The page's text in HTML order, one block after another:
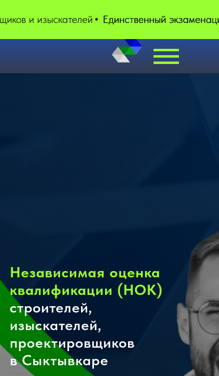
Единственный
и изыскателей Единственный
Независимая оценка
квалификации (НОК)
строителей,
изыскателей,
проектировщиков
в Сыктывкаре